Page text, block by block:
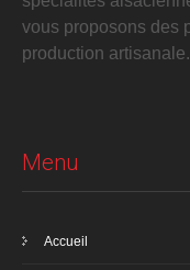
vous proposons des
production artisanale.
Menu
Accueil